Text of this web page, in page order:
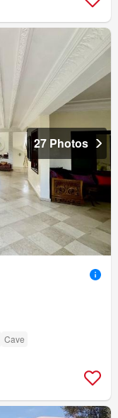
27 Photos
Cave